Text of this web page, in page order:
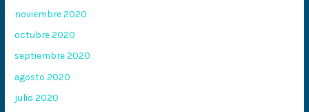
noviembre 2020
octubre 2020
septiembre 2020
agosto 2020
julio 2020